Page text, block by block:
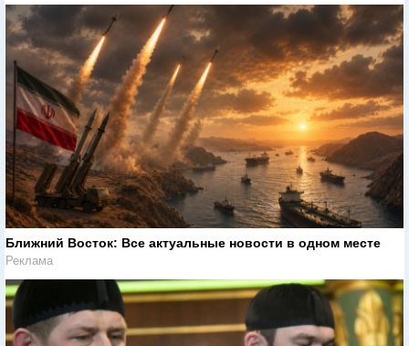
Ближний Восток: Все актуальные новости в одном месте
Реклама